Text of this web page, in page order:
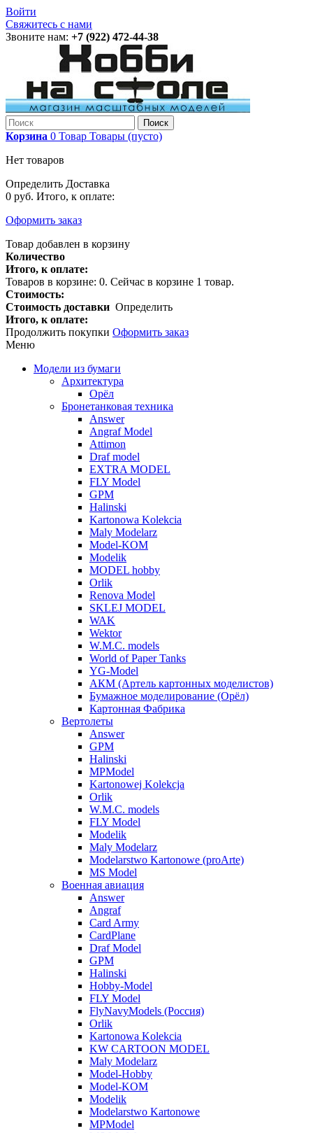
Войти
Свяжитесь с нами
Звоните нам: +7 (922) 472-44-38
Поиск
Корзина 0 Товар Товары (пусто)
Нет товаров
Определить Доставка
0 руб. Итого, к оплате:
Оформить заказ
Товар добавлен в корзину
Количество
Итого, к оплате:
Товаров в корзине: 0. Сейчас в корзине 1 товар.
Стоимость:
Стоимость доставки Определить
Итого, к оплате:
Продолжить покупки Оформить заказ
Меню
Модели из бумаги
Архитектура
Орёл
Бронетанковая техника
Answer
Angraf Model
Attimon
Draf model
EXTRA MODEL
FLY Model
GPM
Halinski
Kartonowa Kolekcia
Maly Modelarz
Model-KOM
Modelik
MODEL hobby
Orlik
Renova Model
SKLEJ MODEL
WAK
Wektor
W.M.C. models
World of Paper Tanks
YG-Model
АКМ (Артель картонных моделистов)
Бумажное моделирование (Орёл)
Картонная Фабрика
Вертолеты
Answer
GPM
Halinski
MPModel
Kartonowej Kolekcja
Orlik
W.M.C. models
FLY Model
Modelik
Maly Modelarz
Modelarstwo Kartonowe (proArte)
MS Model
Военная авиация
Answer
Angraf
Card Army
CardPlane
Draf Model
GPM
Halinski
Hobby-Model
FLY Model
FlyNavyModels (Россия)
Orlik
Kartonowa Kolekcia
KW CARTOON MODEL
Maly Modelarz
Model-Hobby
Model-KOM
Modelik
Modelarstwo Kartonowe
MPModel